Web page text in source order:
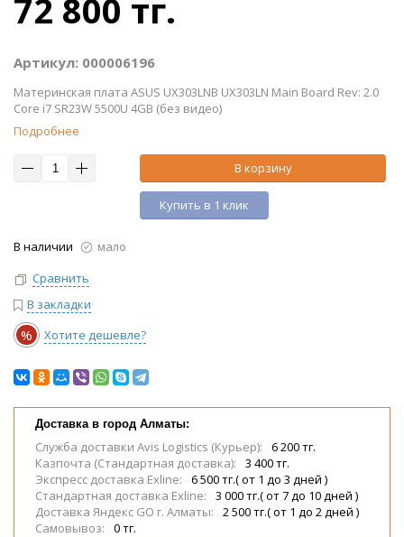
72 800 тг.
Артикул: 000006196
Материнская плата ASUS UX303LNB UX303LN Main Board Rev: 2.0
Core i7 SR23W 5500U 4GB (без видео)
Подробнее
В корзину
Купить в 1 клик
В наличии
мало
Сравнить
В закладки
% Хотите дешевле?
Доставка в город Алматы:
Служба доставки Avis Logistics (Курьер):
6 200 тг.
Казпочта (Стандартная доставка):
3 400 тг.
Экспресс доставка Exline:
6 500 тг.( от 1 до 3 дней )
Стандартная доставка Exline:
3 000 тг.( от 7 до 10 дней )
Доставка Яндекс GO г. Алматы:
2 500 тг.( от 1 до 2 дней )
Самовывоз:
0 тг.